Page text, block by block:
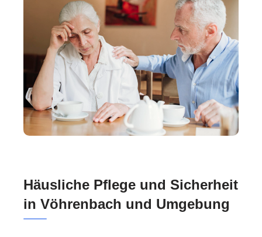
Häusliche Pflege und Sicherheit
in Vöhrenbach und Umgebung